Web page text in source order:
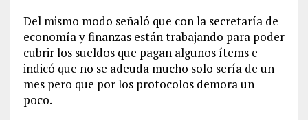
Del mismo modo señaló que con la secretaría de
economía y finanzas están trabajando para poder
cubrir los sueldos que pagan algunos ítems e
indicó que no se adeuda mucho solo sería de un
mes pero que por los protocolos demora un
poco.